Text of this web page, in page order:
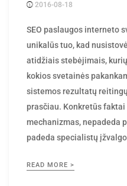
2016-08-18
SEO paslaugos interneto
unikalūs tuo, kad
atidžiais stebėjimais,
kokios svetainės
sistemos rezultatų
prasčiau. Konkretūs faktai
mechanizmas, nepadeda
padeda specialistų
READ MORE >